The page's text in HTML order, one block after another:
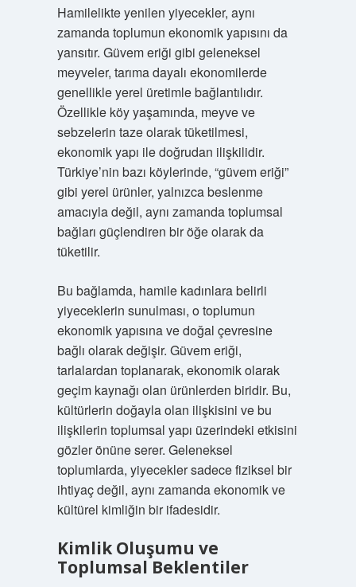
Hamilelikte yenilen yiyecekler, aynı
zamanda toplumun ekonomik yapısını da
yansıtır. Güvem eriği gibi geleneksel
meyveler, tarıma dayalı ekonomilerde
genellikle yerel üretimle bağlantılıdır.
Özellikle köy yaşamında, meyve ve
sebzelerin taze olarak tüketilmesi,
ekonomik yapı ile doğrudan ilişkilidir.
Türkiye’nin bazı köylerinde, “güvem eriği”
gibi yerel ürünler, yalnızca beslenme
amacıyla değil, aynı zamanda toplumsal
bağları güçlendiren bir öğe olarak da
tüketilir.
Bu bağlamda, hamile kadınlara belirli
yiyeceklerin sunulması, o toplumun
ekonomik yapısına ve doğal çevresine
bağlı olarak değişir. Güvem eriği,
tarlalardan toplanarak, ekonomik olarak
geçim kaynağı olan ürünlerden biridir. Bu,
kültürlerin doğayla olan ilişkisini ve bu
ilişkilerin toplumsal yapı üzerindeki etkisini
gözler önüne serer. Geleneksel
toplumlarda, yiyecekler sadece fiziksel bir
ihtiyaç değil, aynı zamanda ekonomik ve
kültürel kimliğin bir ifadesidir.
Kimlik Oluşumu ve
Toplumsal Beklentiler